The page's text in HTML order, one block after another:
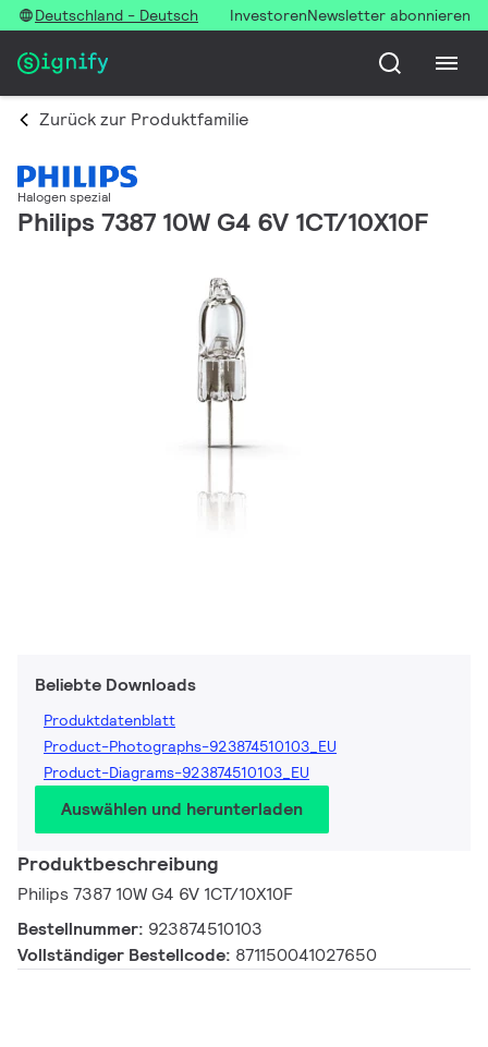
Deutschland - Deutsch InvestorenNewsletter abonnieren
Zurück zur Produktfamilie
Halogen spezial
Philips 7387 10W G4 6V 1CT/10X10F
Beliebte Downloads
Produktdatenblatt
Product-Photographs-923874510103_EU
Product-Diagrams-923874510103_EU
Auswählen und herunterladen
Produktbeschreibung
Philips 7387 10W G4 6V 1CT/10X10F
Bestellnummer: 923874510103
Vollständiger Bestellcode: 871150041027650